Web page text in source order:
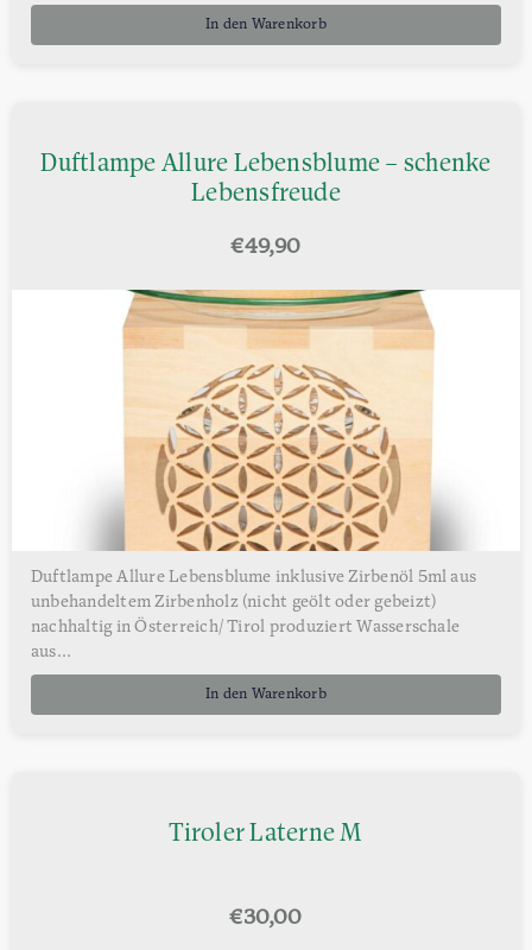
In den Warenkorb
Duftlampe Allure Lebensblume – schenke
Lebensfreude
€49,90
Duftlampe Allure Lebensblume inklusive Zirbenöl 5ml aus
unbehandeltem Zirbenholz (nicht geölt oder gebeizt)
nachhaltig in Österreich/ Tirol produziert Wasserschale
aus...
In den Warenkorb
Tiroler Laterne M
€30,00